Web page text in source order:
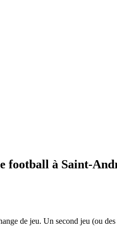
football à Saint-
de jeu. Un second jeu (ou